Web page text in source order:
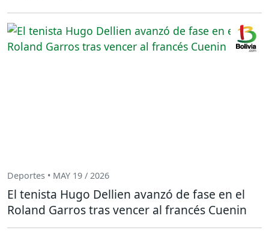
Deportes • MAY 19 / 2026
El tenista Hugo Dellien avanzó de fase en el
Roland Garros tras vencer al francés Cuenin